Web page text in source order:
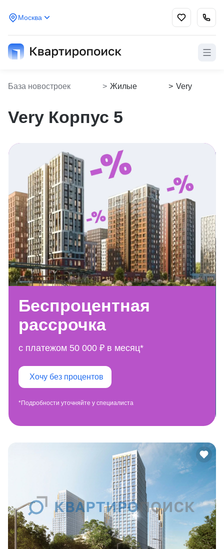
Москва
База новостроек
> Жилые
> Very
Very Корпус 5
Беспроцентная
рассрочка
с платежом 50 000 ₽ в месяц*
Хочу без процентов
*Подробности уточняйте у специалиста